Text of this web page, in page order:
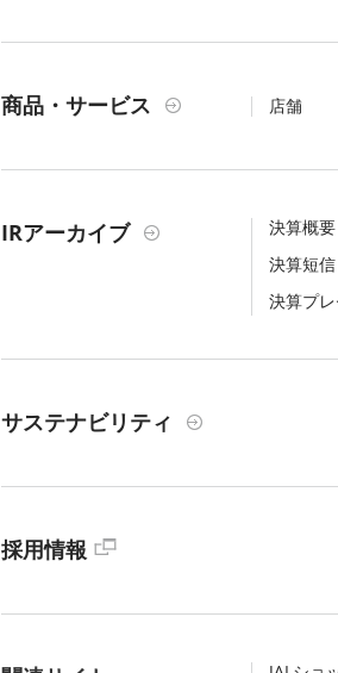
商品・サービス 店舗
IRアーカイブ
決算概要
決算短信
決算プ
サステナビリティ
採用情報